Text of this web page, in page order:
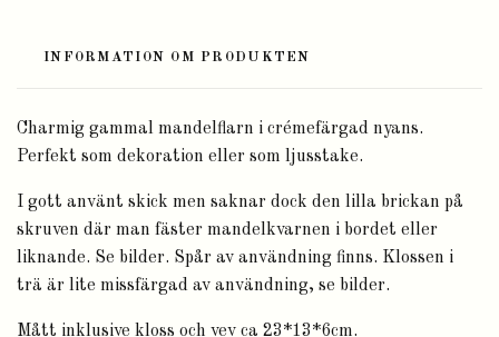
INFORMATION OM PRODUKTEN
Charmig gammal mandelflarn i crémefärgad nyans.
Perfekt som dekoration eller som ljusstake.
I gott använt skick men saknar dock den lilla brickan på
skruven där man fäster mandelkvarnen i bordet eller
liknande. Se bilder. Spår av användning finns. Klossen i
trä är lite missfärgad av användning, se bilder.
Mått inklusive kloss och vev ca 23*13*6cm.